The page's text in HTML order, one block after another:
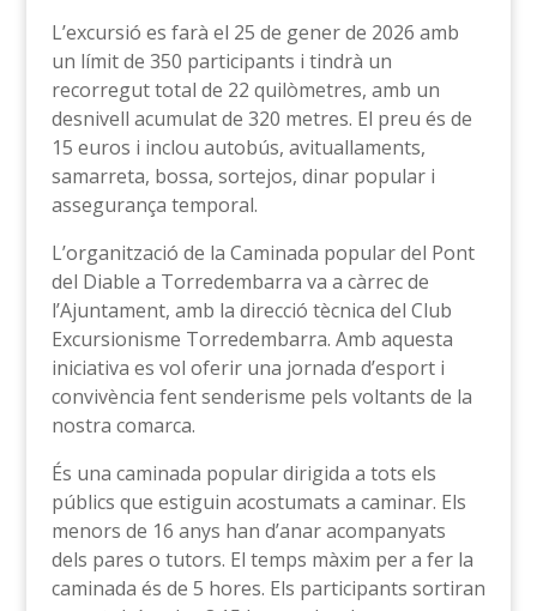
L’excursió es farà el 25 de gener de 2026 amb
un límit de 350 participants i tindrà un
recorregut total de 22 quilòmetres, amb un
desnivell acumulat de 320 metres. El preu és de
15 euros i inclou autobús, avituallaments,
samarreta, bossa, sortejos, dinar popular i
assegurança temporal.
L’organització de la Caminada popular del Pont
del Diable a Torredembarra va a càrrec de
l’Ajuntament, amb la direcció tècnica del Club
Excursionisme Torredembarra. Amb aquesta
iniciativa es vol oferir una jornada d’esport i
convivència fent senderisme pels voltants de la
nostra comarca.
És una caminada popular dirigida a tots els
públics que estiguin acostumats a caminar. Els
menors de 16 anys han d’anar acompanyats
dels pares o tutors. El temps màxim per a fer la
caminada és de 5 hores. Els participants sortiran